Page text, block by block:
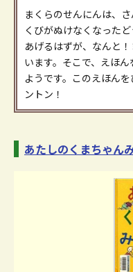
まくらのせんにんは、
くびがぬけなくなった
あげるはずが、なんと
います。そこで、えほ
ようです。このえほん
ントン！
あたしのくまちゃん